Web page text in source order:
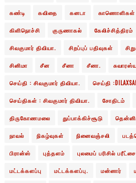
கண்டி கவிதை கனடா காணொளிகள்
கிளிநொச்சி குருணாகல் கேலிச்சித்திரம்
சிவகுமார் திவியா. சிறப்புப் பதிவுகள்
சினிமா சீன சீனா சீனா.
செய்தி : சிவகுமார் திவியா. செய்தி
செய்திகள் : சிவகுமார் திவியா. சோதிடம்
திருகோணமலை துப்பாக்கிச்சூடு
நாவல் நிகழ்வுகள் நினைவஞ்சலி
பிரான்ஸ் புத்தளம் புலமைப் பரிசில்
மட்டக்களப்பு மட்டக்களப்பு. மன்னார்